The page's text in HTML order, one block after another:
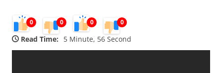
0 0 0 0
Read Time: 5 Minute, 56 Second